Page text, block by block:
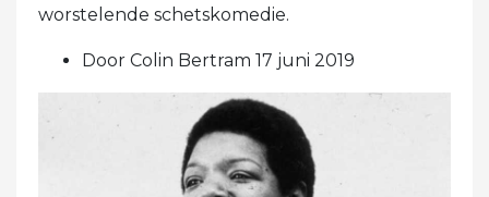
worstelende schetskomedie.
Door Colin Bertram 17 juni 2019